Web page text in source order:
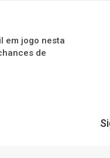
em jogo nesta
de